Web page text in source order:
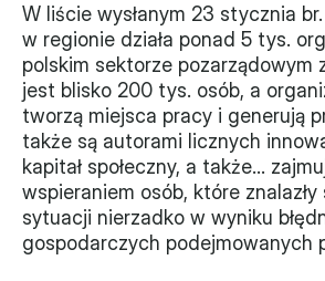
Członkostwo
Procedura
Monitorujemy
Działania z ostatnich lat
Sprawy
Forum Dobrego Prawa
W liście wysłanym 23 stycznia
w regionie działa ponad 5 tys.
polskim sektorze pozarządowym
jest blisko 200 tys. osób, a
tworzą miejsca pracy i generują
także są autorami licznych
kapitał społeczny, a także…
wspieraniem osób, które znalazły
sytuacji nierzadko w wyniku
gospodarczych podejmowanych